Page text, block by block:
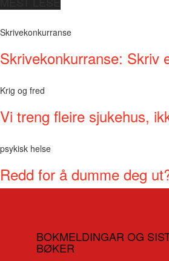
Skrivekonkurranse
Skrivekonkurranse: Skriv
Krig og fred
Vi treng fleire sjukehus,
psykisk helse
Redd for å dumme deg
BOKMELDINGAR OG
BØKER